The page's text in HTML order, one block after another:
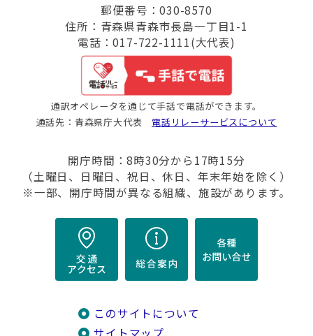
郵便番号：030-8570
住所：青森県青森市長島一丁目1-1
電話：017-722-1111(大代表)
通訳オペレータを通じて手話で電話ができます。
通話先：青森県庁大代表 電話リレーサービスについて
開庁時間：8時30分から17時15分
（土曜日、日曜日、祝日、休日、年末年始を除く）
※一部、開庁時間が異なる組織、施設があります。
このサイトについて